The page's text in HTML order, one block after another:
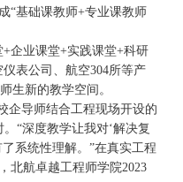
“基础课教师+专业课教师
业课堂+实践课堂+科研
表公司、航空304所等产
生新的教学空间。
导师结合工程现场开设的
“深度教学让我对‘解决复
系统性理解。”在真实工程
北航卓越工程师学院2023